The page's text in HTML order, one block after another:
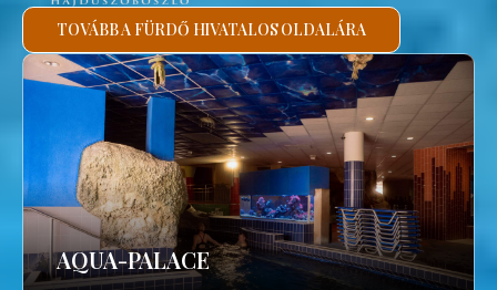
TOVÁBB A FÜRDŐ HIVATALOS OLDALÁRA
AQUA-PALACE